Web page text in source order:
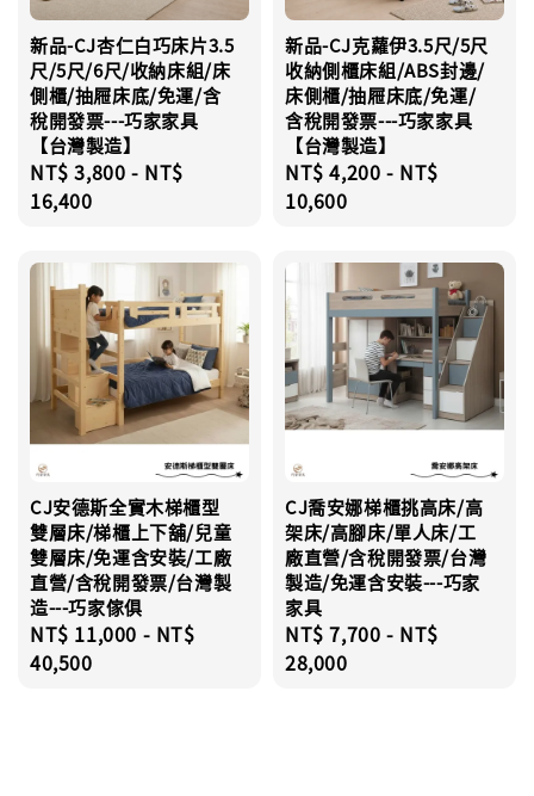
新品-CJ杏仁白巧床片3.5
尺/5尺/6尺/收納床組/床
側櫃/抽屜床底/免運/含
稅開發票---巧家家具
【台灣製造】
Regular
price
NT$ 3,800 - NT$
16,400
新品-CJ克蘿伊3.5尺/5尺
收納側櫃床組/ABS封邊/
床側櫃/抽屜床底/免運/
含稅開發票---巧家家具
【台灣製造】
Regular
price
NT$ 4,200 - NT$
10,600
CJ安德斯全實木梯櫃型
雙層床/梯櫃上下舖/兒童
雙層床/免運含安裝/工廠
直營/含稅開發票/台灣製
造---巧家傢俱
Regular
price
NT$ 11,000 - NT$
40,500
CJ喬安娜梯櫃挑高床/高
架床/高腳床/單人床/工
廠直營/含稅開發票/台灣
製造/免運含安裝---巧家
家具
Regular
price
NT$ 7,700 - NT$
28,000